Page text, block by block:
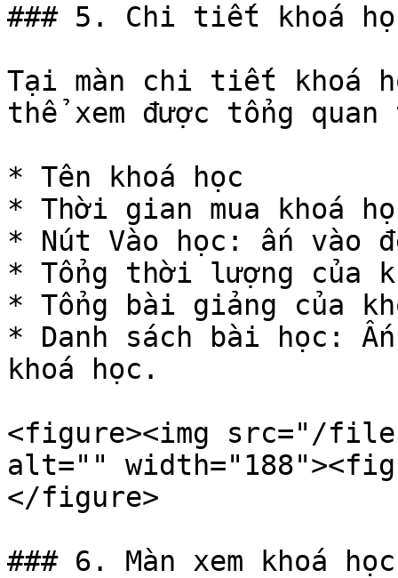
### 5. Chi tiết khoá
Tại màn chi tiết khoá
thể xem được tổng
* Tên khoá học
* Thời gian mua khoá
* Nút Vào học: ấn vào
* Tổng thời lượng của
* Tổng bài giảng của
* Danh sách bài học:
khoá học.
<figure><img src="/files/
alt=""
</figure>
### 6. Màn xem khoá học